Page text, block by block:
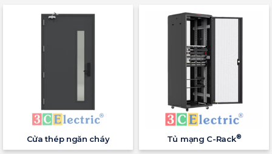
Cửa thép ngăn cháy Tủ mạng C-Rack®